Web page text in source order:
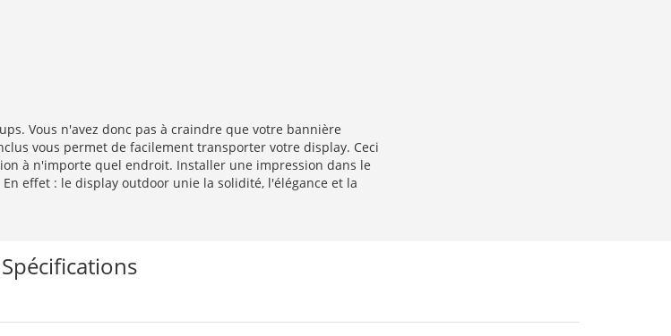
Vous n'avez donc pas à craindre que votre bannière
vous permet de facilement transporter votre display. Ceci
à n'importe quel endroit. Installer une impression dans le
effet : le display outdoor unie la solidité, l'élégance et la
Spécifications